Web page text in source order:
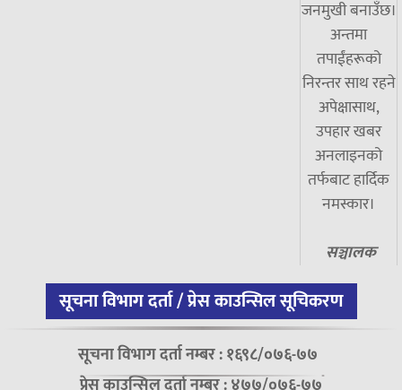
जनमुखी बनाउँछ।
अन्तमा
तपाईंहरूको
निरन्तर साथ रहने
अपेक्षासाथ,
उपहार खबर
अनलाइनको
तर्फबाट हार्दिक
नमस्कार।
सञ्चालक
सूचना विभाग दर्ता / प्रेस काउन्सिल सूचिकरण
सूचना विभाग दर्ता नम्बर : १६९८/०७६-७७